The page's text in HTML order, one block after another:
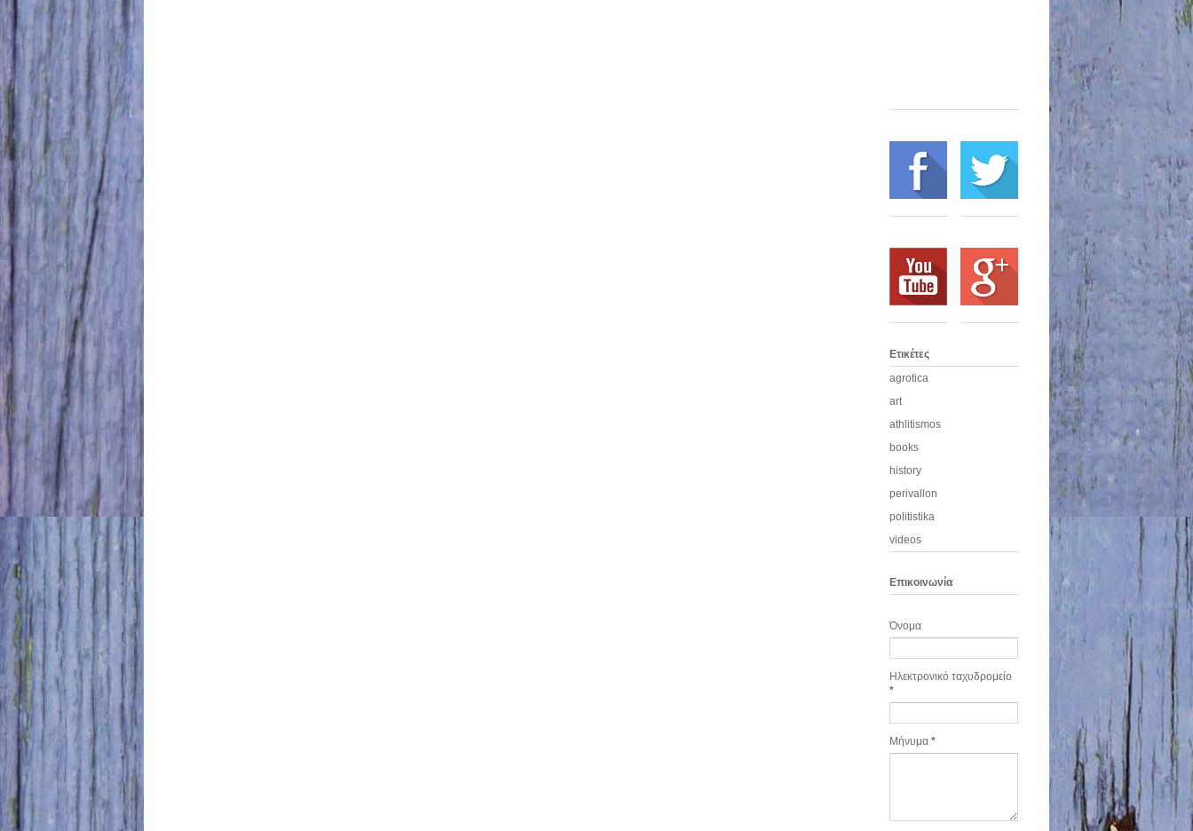
Ετικέτες
agrotica
art
athlitismos
books
history
perivallon
politistika
videos
Eπικοινωνία
Όνομα
Ηλεκτρονικό ταχυδρομείο
*
Μήνυμα *